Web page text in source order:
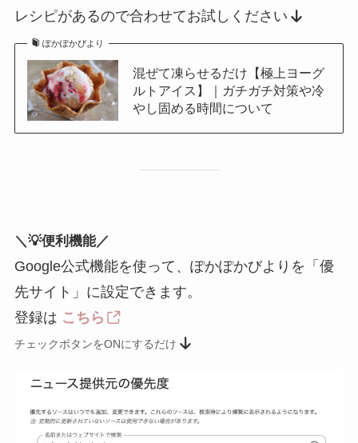
レシピがあるので合わせてお試しください
ぽかぽかびより
混ぜて凍らせるだけ【極上ヨーグ
ルトアイス】｜ガチガチ対策や冷
やし固める時間について
＼💡便利機能／
Google公式機能を使って、ぽかぽかびよりを「優
先サイト」に設定できます。
登録は こちら
チェックボタンをONにするだけ